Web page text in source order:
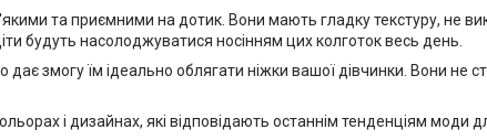
та приємними на дотик. Вони мають гладку текстуру, не
будуть насолоджуватися носінням цих колготок весь день.
дає змогу їм ідеально облягати ніжки вашої дівчинки. Вони не
і дизайнах, які відповідають останнім тенденціям моди